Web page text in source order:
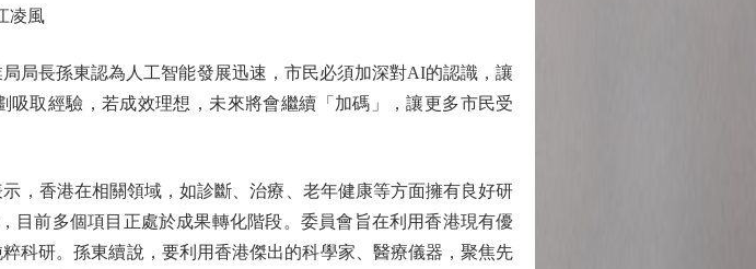
凌風
長孫東認為人工智能發展迅速，市民必須加深對AI的認識，讓
取經驗，若成效理想，未來將會繼續「加碼」，讓更多市民受
香港在相關領域，如診斷、治療、老年健康等方面擁有良好研
目前多個項目正處於成果轉化階段。委員會旨在利用香港現有優
科研。孫東續說，要利用香港傑出的科學家、醫療儀器，聚焦先